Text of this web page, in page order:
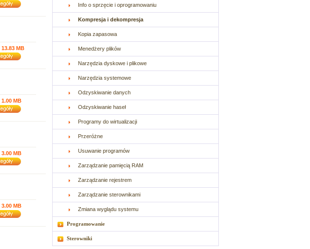
13.83 MB
1.00 MB
3.00 MB
3.00 MB
Info o sprzęcie i oprogramowaniu
Kompresja i dekompresja
Kopia zapasowa
Menedżery plików
Narzędzia dyskowe i plikowe
Narzędzia systemowe
Odzyskiwanie danych
Odzyskiwanie haseł
Programy do wirtualizacji
Przeróżne
Usuwanie programów
Zarządzanie pamięcią RAM
Zarządzanie rejestrem
Zarządzanie sterownikami
Zmiana wyglądu systemu
Programowanie
Sterowniki